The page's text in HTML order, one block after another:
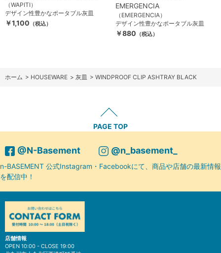
（WAPITI）
デザイン性豊かなポータブル灰皿
￥1,100 （税込）
EMERGENCIA
（EMERGENCIA）
デザイン性豊かなポータブル灰皿
￥880 （税込）
ホーム > HOUSEWARE > 灰皿 > WINDPROOF CLIP ASHTRAY BLACK
PAGE TOP
@N-Basement @n_basement_
n-BASEMENT 公式Instagram・Facebookにて、商品や店舗の最新情報
を配信中！
店舗情報
OPEN 10:00 - CLOSE 19:00